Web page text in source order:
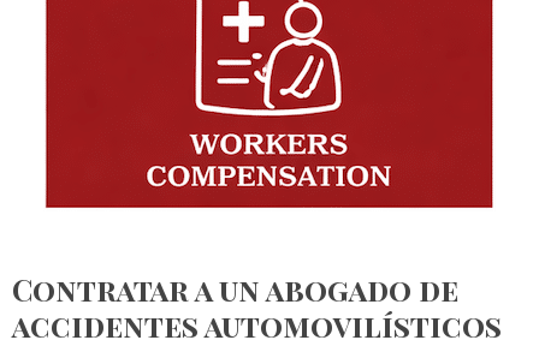
Contratar a un abogado de
accidentes automovilísticos